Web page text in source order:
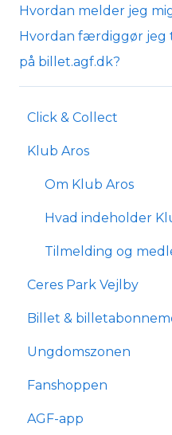
Hvordan melder jeg
Hvordan færdiggør jeg
på billet.agf.dk?
Click & Collect
Klub Aros
Om Klub Aros
Hvad indeholder
Tilmelding og
Ceres Park Vejlby
Information om
Transport og
Forhold for
Billet &
Generelle spørgsmål
Om
Billetkøb
Ungdomszonen
Fanshoppen
Generelle spørgsmål
AGF-app